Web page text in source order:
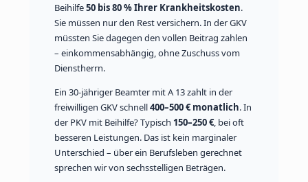
Beihilfe50 bis 80 % Ihrer Krankheitskosten.
Sie müssen nur den Rest versichern. In der GKV
müssten Sie dagegen den vollen Beitrag zahlen
– einkommensabhängig, ohne Zuschuss vom
Dienstherrn.
Ein 30-jähriger Beamter mit A 13 zahlt in der
freiwilligen GKV schnell400–500 € monatlich. In
der PKV mit Beihilfe? Typisch 150–250 €, bei oft
besseren Leistungen. Das ist kein marginaler
Unterschied – über ein Berufsleben gerechnet
sprechen wir von sechsstelligen Beträgen.